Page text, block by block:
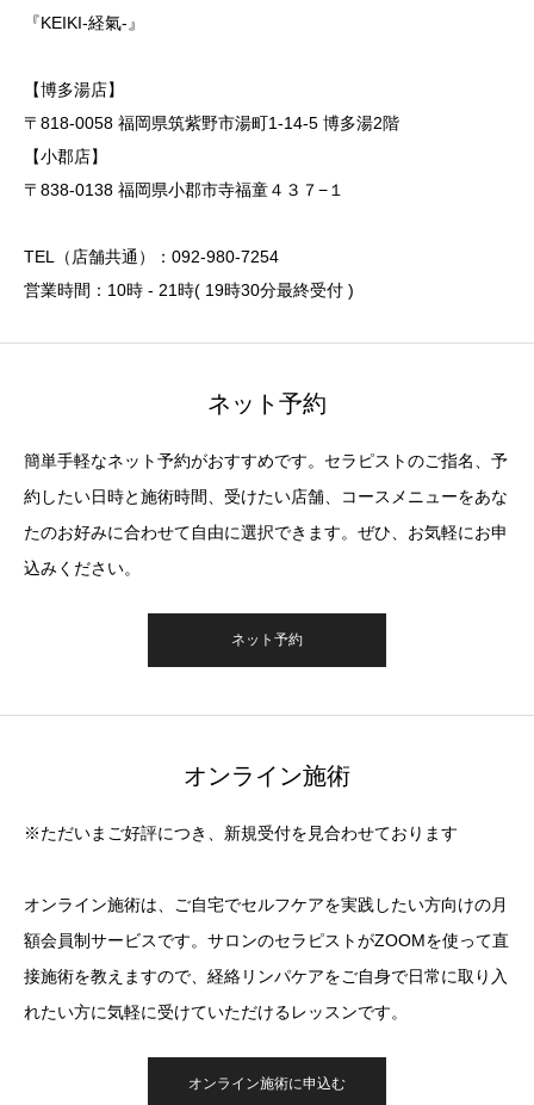
『KEIKI-経氣-』
【博多湯店】
〒818-0058 福岡県筑紫野市湯町1-14-5 博多湯2階
【小郡店】
〒838-0138 福岡県小郡市寺福童４３７−１
TEL（店舗共通）：092-980-7254
営業時間：10時 - 21時( 19時30分最終受付 )
ネット予約
簡単手軽なネット予約がおすすめです。セラピストのご指名、予
約したい日時と施術時間、受けたい店舗、コースメニューをあな
たのお好みに合わせて自由に選択できます。ぜひ、お気軽にお申
込みください。
ネット予約
オンライン施術
※ただいまご好評につき、新規受付を見合わせております
オンライン施術は、ご自宅でセルフケアを実践したい方向けの月
額会員制サービスです。サロンのセラピストがZOOMを使って直
接施術を教えますので、経絡リンパケアをご自身で日常に取り入
れたい方に気軽に受けていただけるレッスンです。
オンライン施術に申込む